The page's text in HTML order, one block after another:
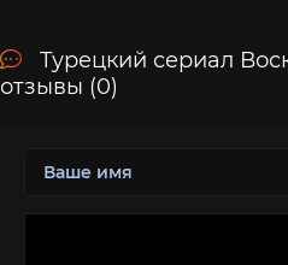
Турецкий сериал
отзывы (0)